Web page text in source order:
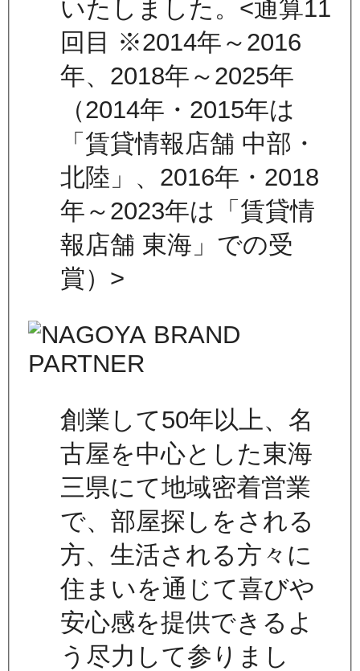
いたしました。<通算11
回目 ※2014年～2016
年、2018年～2025年
（2014年・2015年は
「賃貸情報店舗 中部・
北陸」、2016年・2018
年～2023年は「賃貸情
報店舗 東海」での受
賞）>
創業して50年以上、名
古屋を中心とした東海
三県にて地域密着営業
で、部屋探しをされる
方、生活される方々に
住まいを通じて喜びや
安心感を提供できるよ
う尽力して参りまし